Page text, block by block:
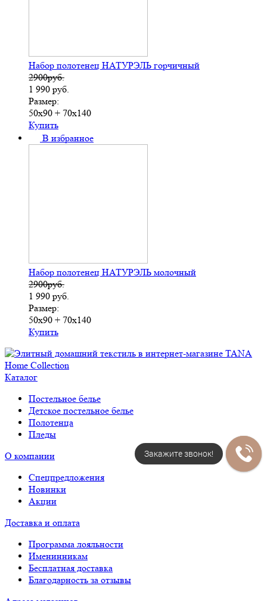
Набор полотенец НАТУРЭЛЬ горчичный
2900руб.
1 990 руб.
Размер:
50х90 + 70х140
Купить
В избранное
Набор полотенец НАТУРЭЛЬ молочный
2900руб.
1 990 руб.
Размер:
50х90 + 70х140
Купить
Каталог
Постельное белье
Детское постельное белье
Полотенца
Пледы
О компании
Спецпредложения
Новинки
Акции
Доставка и оплата
Программа лояльности
Именинникам
Бесплатная доставка
Благодарность за отзывы
Закажите звонок!